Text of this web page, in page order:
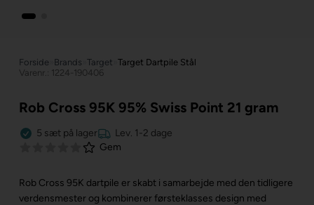
Forside Brands Target Target Dartpile Stål
Varenr.: 1224-190406
Rob Cross 95K 95% Swiss Point 21 gram
5 sæt på lager
Lev. 1-2 dage
Gem
Rob Cross 95K dartpile er skabt i samarbejde med den tidligere
verdensmester og kombinerer førsteklasses design med